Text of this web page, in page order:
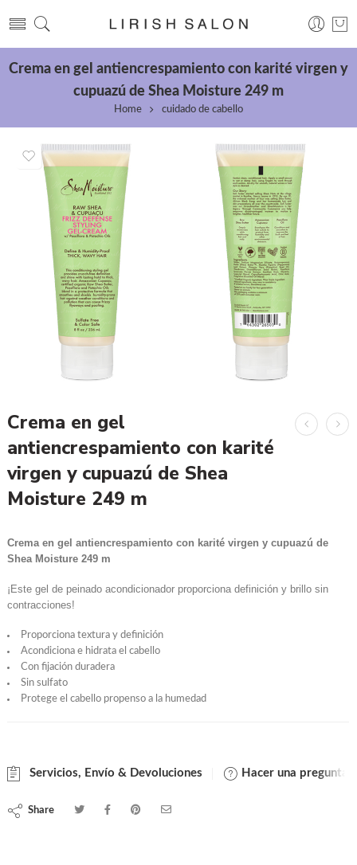
Crema en gel antiencrespamiento con karité virgen y
cupuazú de Shea Moisture 249 m
Home cuidado de cabello
Crema en gel
antiencrespamiento con karité
virgen y cupuazú de Shea
Moisture 249 m
Crema en gel antiencrespamiento con karité virgen y cupuazú de
Shea Moisture 249 m
¡Este gel de peinado acondicionador proporciona definición y brillo sin
contracciones!
Proporciona textura y definición
Acondiciona e hidrata el cabello
Con fijación duradera
Sin sulfato
Protege el cabello propenso a la humedad
Servicios, Envío & Devoluciones Hacer una pregunta
Share